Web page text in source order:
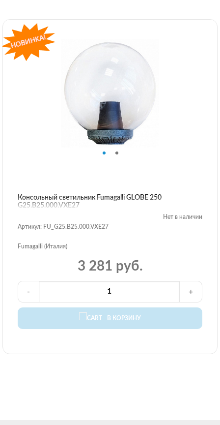
Консольный светильник Fumagalli GLOBE 250
G25.B25.000.VXE27
Нет в наличии
Артикул: FU_G25.B25.000.VXE27
Fumagalli (Италия)
3 281 руб.
В КОРЗИНУ
- +